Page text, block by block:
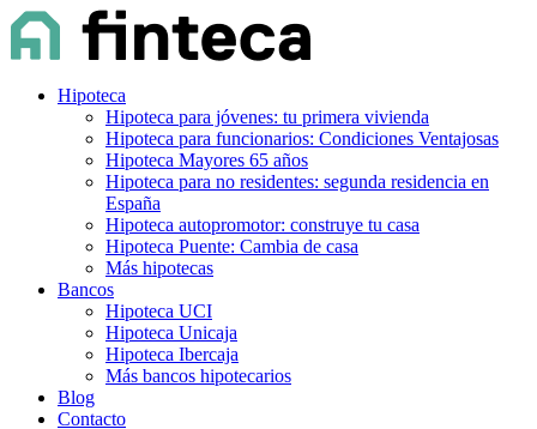
Hipoteca
Hipoteca para jóvenes: tu primera vivienda
Hipoteca para funcionarios: Condiciones Ventajosas
Hipoteca Mayores 65 años
Hipoteca para no residentes: segunda residencia en
España
Hipoteca autopromotor: construye tu casa
Hipoteca Puente: Cambia de casa
Más hipotecas
Bancos
Hipoteca UCI
Hipoteca Unicaja
Hipoteca Ibercaja
Más bancos hipotecarios
Blog
Contacto